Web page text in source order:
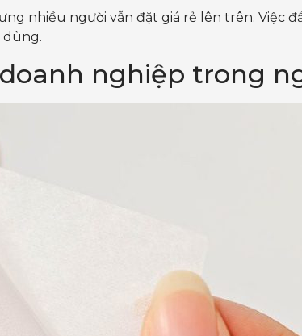
nhiều người vẫn đặt giá rẻ lên trên. Việc
dùng.
nghiệp trong